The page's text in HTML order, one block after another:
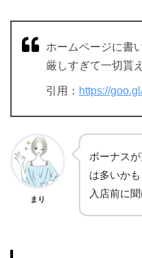
ホームページに書
厳しすぎて一切貰
引用： https://
まり
ボーナス
は多いか
入店前に